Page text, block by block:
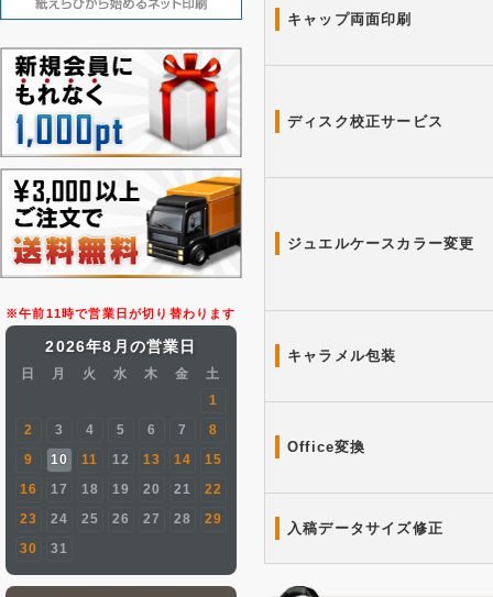
※午前11時で営業日が切り替わります
2026年8月の営業日
日 月 火 水 木 金
土
1
2
3 4 5 6 7
8
9
10 11 12 13 14
15
16
17 18 19 20 21
22
23
24 25 26 27 28
29
30
31
キャップ両面印刷
ディスク校正サービス
ジュエルケースカラー変更
キャラメル包装
Office変換
入稿データサイズ修正